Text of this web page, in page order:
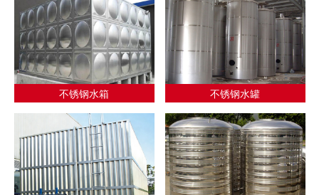
不锈钢水箱 不锈钢水罐